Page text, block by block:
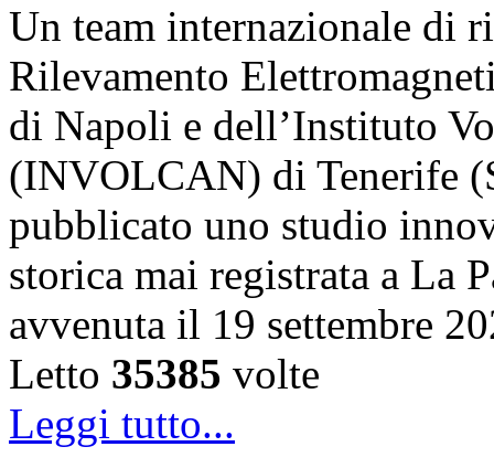
Un team internazionale di
Rilevamento
di Napoli e dell’Instituto
(INVOLCAN) di Tenerife
pubblicato uno studio
storica mai registrata a La
avvenuta il 19 settembre
Letto 35385 volte
Leggi tutto...